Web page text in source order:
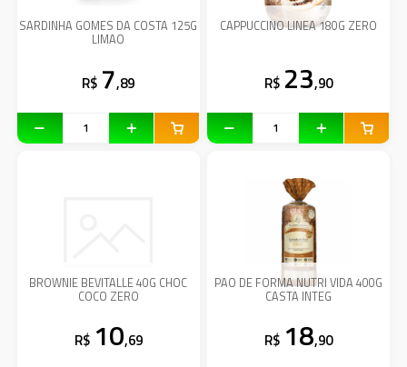
SARDINHA GOMES DA COSTA 125G
LIMAO
R$ 7,89
CAPPUCCINO LINEA 180G ZERO
R$ 23,90
BROWNIE BEVITALLE 40G CHOC
COCO ZERO
R$ 10,69
PAO DE FORMA NUTRI VIDA 400G
CASTA INTEG
R$ 18,90